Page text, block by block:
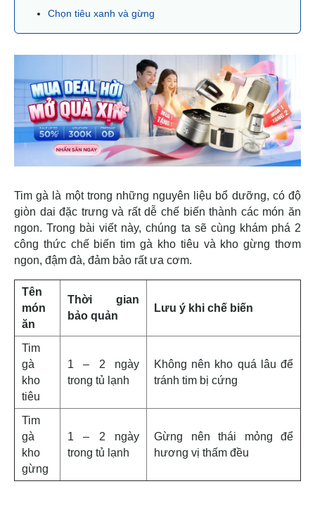
Chọn tiêu xanh và gừng
Tim gà là một trong những nguyên liệu bổ dưỡng, có độ
giòn dai đặc trưng và rất dễ chế biến thành các món ăn
ngon. Trong bài viết này, chúng ta sẽ cùng khám phá 2
công thức chế biến tim gà kho tiêu và kho gừng thơm
ngon, đậm đà, đảm bảo rất ưa cơm.
Tên
món
ăn
Thời gian
bảo quản
Lưu ý khi chế biến
Tim
gà
kho
tiêu
1 – 2 ngày
trong tủ lạnh
Không nên kho quá lâu để
tránh tim bị cứng
Tim
gà
kho
gừng
1 – 2 ngày
trong tủ lạnh
Gừng nên thái mỏng để
hương vị thấm đều